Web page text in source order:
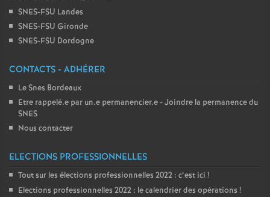
SNES-FSU Landes
SNES-FSU Gironde
SNES-FSU Dordogne
CONTACTS - ADHÉRER
Le Snes Bordeaux
Etre rappelé.e par un.e permanencier.e - Joindre la permanence du
SNES
Nous contacter
ELECTIONS PROFESSIONNELLES
Tout sur les élections professionnelles 2022 : c’est ici !
Elections professionnelles 2022 : le calendrier des opérations !